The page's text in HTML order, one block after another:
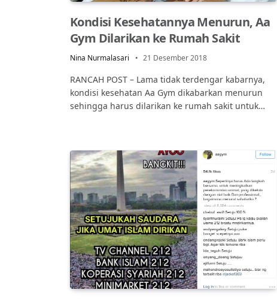
Kondisi Kesehatannya Menurun, Aa
Gym Dilarikan ke Rumah Sakit
Nina Nurmalasari 21 Desember 2018
RANCAH POST – Lama tidak terdengar kabarnya,
kondisi kesehatan Aa Gym dikabarkan menurun
sehingga harus dilarikan ke rumah sakit untuk…